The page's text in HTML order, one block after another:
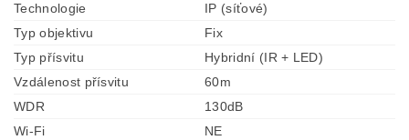
Technologie
IP (síťové)
Typ objektivu
Fix
Typ přísvitu
Hybridní (IR + LED)
Vzdálenost přísvitu
60m
WDR
130dB
Wi-Fi
NE